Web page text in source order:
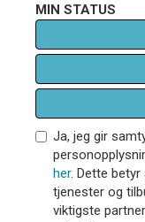
MIN STATUS
Ja, jeg gir
her. Dette
tjenester og
viktigste